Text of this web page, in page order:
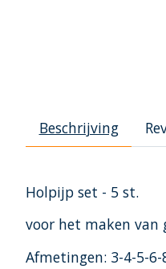
Beschrijving
Holpijp set - 5 st.
voor het maken van
Afmetingen: 3-4-5-